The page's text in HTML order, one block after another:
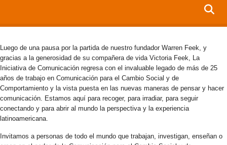
Luego de una pausa por la partida de nuestro fundador Warren Feek, y
gracias a la generosidad de su compañera de vida Victoria Feek, La
Iniciativa de Comunicación regresa con el invaluable legado de más de 25
años de trabajo en Comunicación para el Cambio Social y de
Comportamiento y la vista puesta en las nuevas maneras de pensar y hacer
comunicación. Estamos aquí para recoger, para irradiar, para seguir
conectando y para abrir al mundo la perspectiva y la experiencia
latinoamericana.
Invitamos a personas de todo el mundo que trabajan, investigan, enseñan o